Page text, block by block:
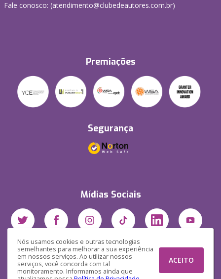
Nós usamos cookies e outras tecnologias
semelhantes para melhorar a sua experiência
em nossos serviços. Ao utilizar nossos
serviços, você concorda com tal
monitoramento. Informamos ainda que
ACEITO
Fale conosco: (atendimento@clubedeautores.com.br)
Premiações
Segurança
Mídias Sociais